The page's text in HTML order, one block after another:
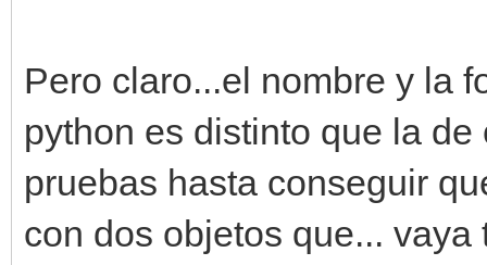
Pero claro...el nombre y la
python es distinto que la
pruebas hasta conseguir
con dos objetos que... vaya